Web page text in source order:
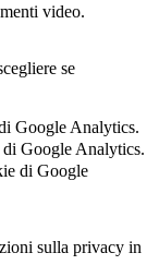
video.
se
Google Analytics.
Google Analytics.
di Google
sulla privacy in